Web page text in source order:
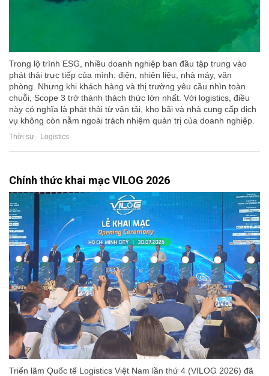
Trong lộ trình ESG, nhiều doanh nghiệp ban đầu tập trung vào
phát thải trực tiếp của mình: điện, nhiên liệu, nhà máy, văn
phòng. Nhưng khi khách hàng và thị trường yêu cầu nhìn toàn
chuỗi, Scope 3 trở thành thách thức lớn nhất. Với logistics, điều
này có nghĩa là phát thải từ vận tải, kho bãi và nhà cung cấp dịch
vụ không còn nằm ngoài trách nhiệm quản trị của doanh nghiệp.
Thời sự - Logistics
Chính thức khai mạc VILOG 2026
Triển lãm Quốc tế Logistics Việt Nam lần thứ 4 (VILOG 2026) đã